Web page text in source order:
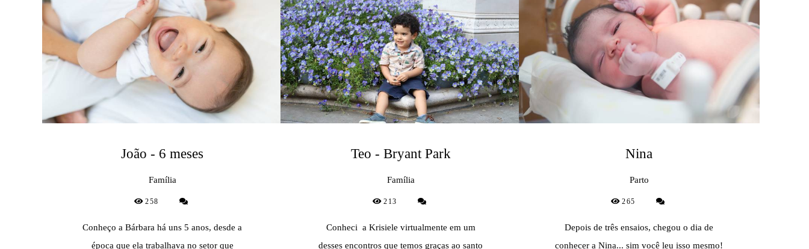
João - 6 meses
Família
258
Conheço a Bárbara há uns 5 anos, desde a
época que ela trabalhava no setor que
Teo - Bryant Park
Família
213
Conheci a Krisiele virtualmente em um
desses encontros que temos graças ao santo
Nina
Parto
265
Depois de três ensaios, chegou o dia de
conhecer a Nina... sim você leu isso mesmo!